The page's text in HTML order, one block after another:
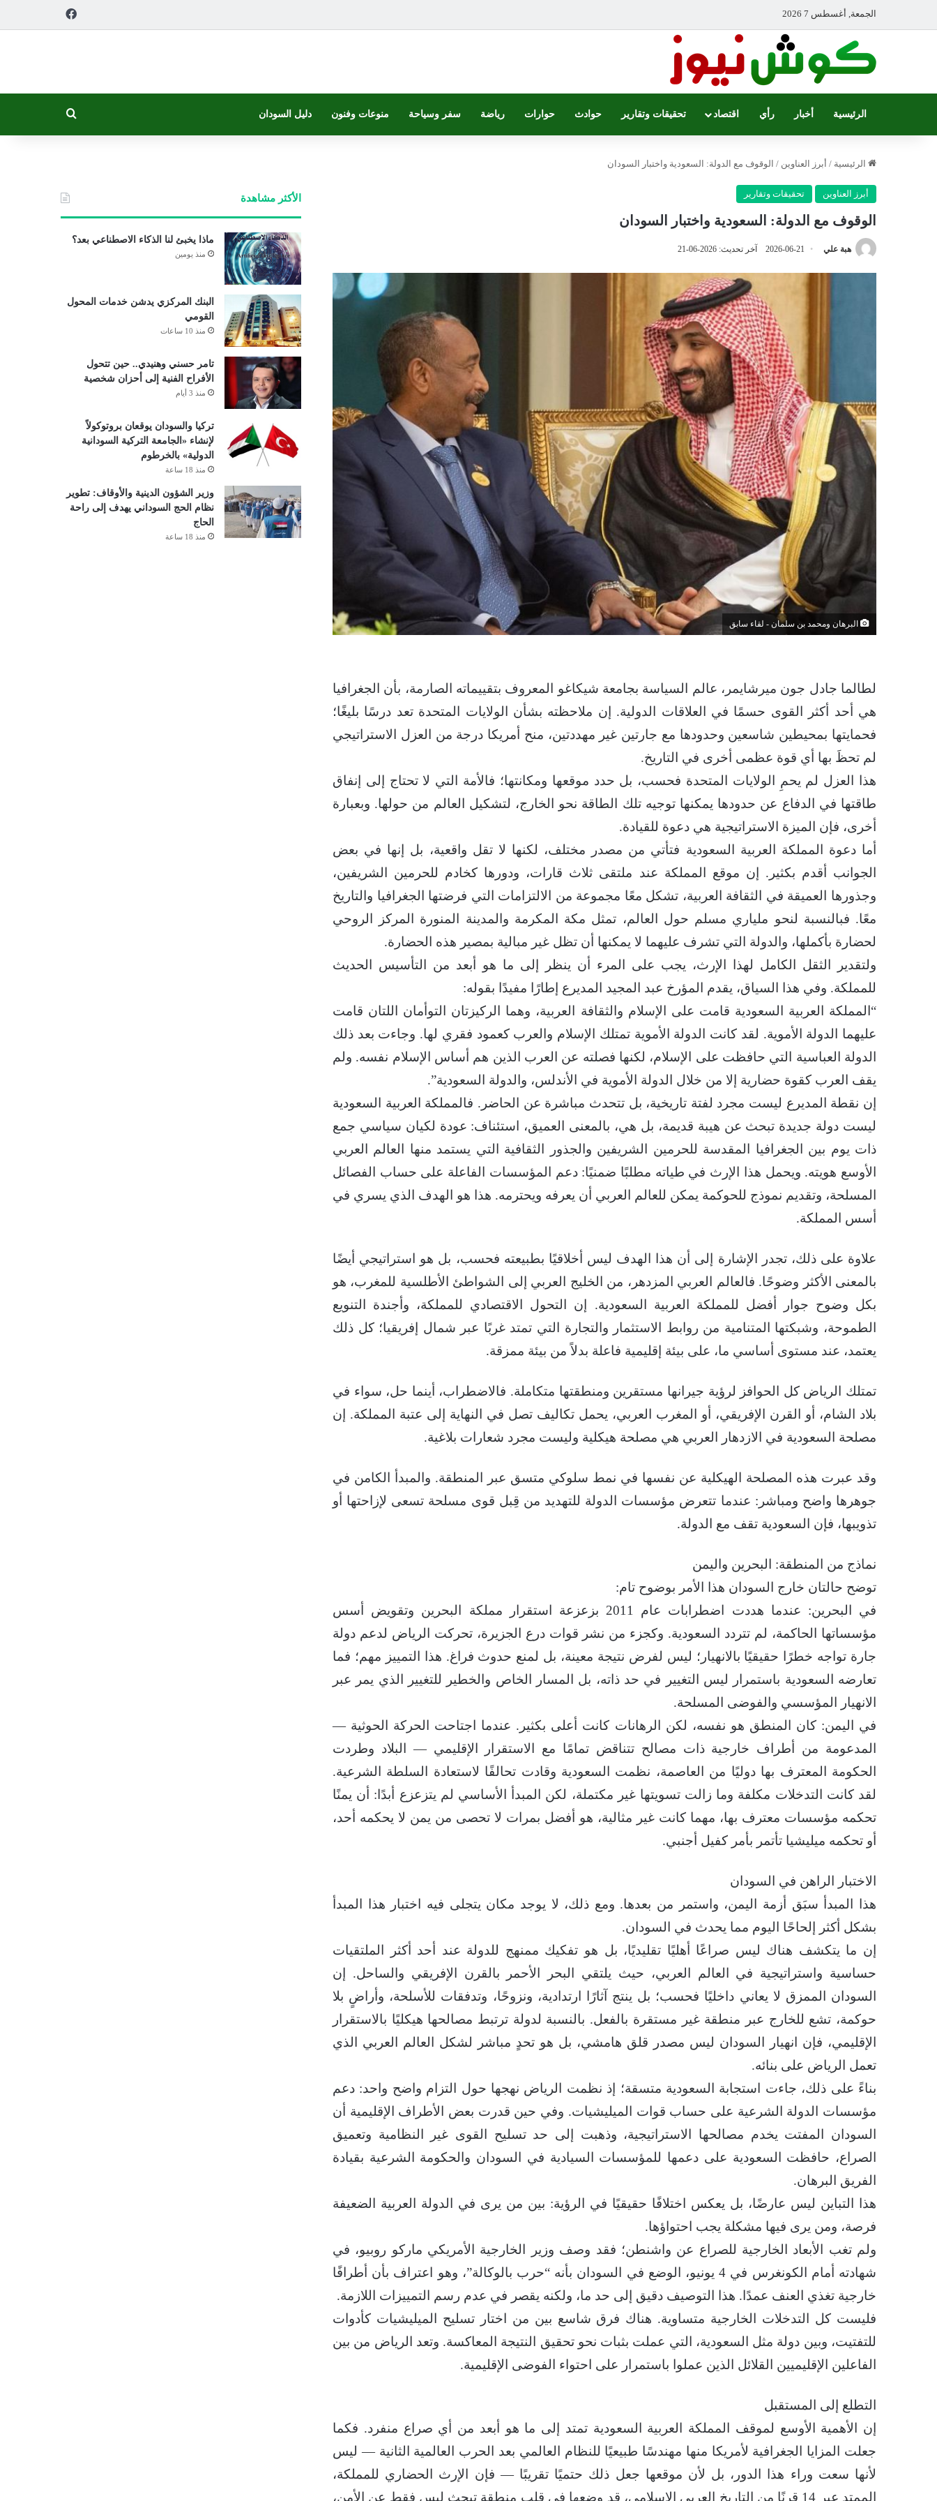
الجمعة, أغسطس 7 2026
الرئيسية أخبار رأي اقتصاد تحقيقات وتقارير حوادث حوارات رياضة سفر وسياحة منوعات وفنون دليل السودان
الرئيسية / أبرز العناوين / الوقوف مع الدولة: السعودية واختبار السودان
أبرز العناوين تحقيقات وتقارير
الوقوف مع الدولة: السعودية واختبار السودان
هبة علي 2026-06-21 آخر تحديث: 2026-06-21
البرهان ومحمد بن سلمان - لقاء سابق
لطالما جادل جون ميرشايمر، عالم السياسة بجامعة شيكاغو المعروف بتقييماته الصارمة، بأن الجغرافيا
هي أحد أكثر القوى حسمًا في العلاقات الدولية. إن ملاحظته بشأن الولايات المتحدة تعد درسًا بليغًا؛
فحمايتها بمحيطين شاسعين وحدودها مع جارتين غير مهددتين، منح أمريكا درجة من العزل الاستراتيجي
لم تحظَ بها أي قوة عظمى أخرى في التاريخ.
هذا العزل لم يحمِ الولايات المتحدة فحسب، بل حدد موقعها ومكانتها؛ فالأمة التي لا تحتاج إلى إنفاق
طاقتها في الدفاع عن حدودها يمكنها توجيه تلك الطاقة نحو الخارج، لتشكيل العالم من حولها. وبعبارة
أخرى، فإن الميزة الاستراتيجية هي دعوة للقيادة.
أما دعوة المملكة العربية السعودية فتأتي من مصدر مختلف، لكنها لا تقل واقعية، بل إنها في بعض
الجوانب أقدم بكثير. إن موقع المملكة عند ملتقى ثلاث قارات، ودورها كخادم للحرمين الشريفين،
وجذورها العميقة في الثقافة العربية، تشكل معًا مجموعة من الالتزامات التي فرضتها الجغرافيا والتاريخ
معًا. فبالنسبة لنحو ملياري مسلم حول العالم، تمثل مكة المكرمة والمدينة المنورة المركز الروحي
لحضارة بأكملها، والدولة التي تشرف عليهما لا يمكنها أن تظل غير مبالية بمصير هذه الحضارة.
ولتقدير الثقل الكامل لهذا الإرث، يجب على المرء أن ينظر إلى ما هو أبعد من التأسيس الحديث
للمملكة. وفي هذا السياق، يقدم المؤرخ عبد المجيد المديرع إطارًا مفيدًا بقوله:
“المملكة العربية السعودية قامت على الإسلام والثقافة العربية، وهما الركيزتان التوأمان اللتان قامت
عليهما الدولة الأموية. لقد كانت الدولة الأموية تمتلك الإسلام والعرب كعمود فقري لها. وجاءت بعد ذلك
الدولة العباسية التي حافظت على الإسلام، لكنها فصلته عن العرب الذين هم أساس الإسلام نفسه. ولم
يقف العرب كقوة حضارية إلا من خلال الدولة الأموية في الأندلس، والدولة السعودية”.
إن نقطة المديرع ليست مجرد لفتة تاريخية، بل تتحدث مباشرة عن الحاضر. فالمملكة العربية السعودية
ليست دولة جديدة تبحث عن هيبة قديمة، بل هي، بالمعنى العميق، استئناف: عودة لكيان سياسي جمع
ذات يوم بين الجغرافيا المقدسة للحرمين الشريفين والجذور الثقافية التي يستمد منها العالم العربي
الأوسع هويته. ويحمل هذا الإرث في طياته مطلبًا ضمنيًا: دعم المؤسسات الفاعلة على حساب الفصائل
المسلحة، وتقديم نموذج للحوكمة يمكن للعالم العربي أن يعرفه ويحترمه. هذا هو الهدف الذي يسري في
أسس المملكة.
علاوة على ذلك، تجدر الإشارة إلى أن هذا الهدف ليس أخلاقيًا بطبيعته فحسب، بل هو استراتيجي أيضًا
بالمعنى الأكثر وضوحًا. فالعالم العربي المزدهر، من الخليج العربي إلى الشواطئ الأطلسية للمغرب، هو
بكل وضوح جوار أفضل للمملكة العربية السعودية. إن التحول الاقتصادي للمملكة، وأجندة التنويع
الطموحة، وشبكتها المتنامية من روابط الاستثمار والتجارة التي تمتد غربًا عبر شمال إفريقيا؛ كل ذلك
يعتمد، عند مستوى أساسي ما، على بيئة إقليمية فاعلة بدلاً من بيئة ممزقة.
تمتلك الرياض كل الحوافز لرؤية جيرانها مستقرين ومنطقتها متكاملة. فالاضطراب، أينما حل، سواء في
بلاد الشام، أو القرن الإفريقي، أو المغرب العربي، يحمل تكاليف تصل في النهاية إلى عتبة المملكة. إن
مصلحة السعودية في الازدهار العربي هي مصلحة هيكلية وليست مجرد شعارات بلاغية.
وقد عبرت هذه المصلحة الهيكلية عن نفسها في نمط سلوكي متسق عبر المنطقة. والمبدأ الكامن في
جوهرها واضح ومباشر: عندما تتعرض مؤسسات الدولة للتهديد من قِبل قوى مسلحة تسعى لإزاحتها أو
تذويبها، فإن السعودية تقف مع الدولة.
نماذج من المنطقة: البحرين واليمن
توضح حالتان خارج السودان هذا الأمر بوضوح تام:
في البحرين: عندما هددت اضطرابات عام 2011 بزعزعة استقرار مملكة البحرين وتقويض أسس
مؤسساتها الحاكمة، لم تتردد السعودية. وكجزء من نشر قوات درع الجزيرة، تحركت الرياض لدعم دولة
جارة تواجه خطرًا حقيقيًا بالانهيار؛ ليس لفرض نتيجة معينة، بل لمنع حدوث فراغ. هذا التمييز مهم؛ فما
تعارضه السعودية باستمرار ليس التغيير في حد ذاته، بل المسار الخاص والخطير للتغيير الذي يمر عبر
الانهيار المؤسسي والفوضى المسلحة.
في اليمن: كان المنطق هو نفسه، لكن الرهانات كانت أعلى بكثير. عندما اجتاحت الحركة الحوثية —
المدعومة من أطراف خارجية ذات مصالح تتناقض تمامًا مع الاستقرار الإقليمي — البلاد وطردت
الحكومة المعترف بها دوليًا من العاصمة، نظمت السعودية وقادت تحالفًا لاستعادة السلطة الشرعية.
لقد كانت التدخلات مكلفة وما زالت تسويتها غير مكتملة، لكن المبدأ الأساسي لم يتزعزع أبدًا: أن يمنًا
تحكمه مؤسسات معترف بها، مهما كانت غير مثالية، هو أفضل بمرات لا تحصى من يمن لا يحكمه أحد،
أو تحكمه ميليشيا تأتمر بأمر كفيل أجنبي.
الاختبار الراهن في السودان
هذا المبدأ سبَق أزمة اليمن، واستمر من بعدها. ومع ذلك، لا يوجد مكان يتجلى فيه اختبار هذا المبدأ
بشكل أكثر إلحاحًا اليوم مما يحدث في السودان.
إن ما يتكشف هناك ليس صراعًا أهليًا تقليديًا، بل هو تفكيك ممنهج للدولة عند أحد أكثر الملتقيات
حساسية واستراتيجية في العالم العربي، حيث يلتقي البحر الأحمر بالقرن الإفريقي والساحل. إن
السودان الممزق لا يعاني داخليًا فحسب؛ بل ينتج آثارًا ارتدادية، ونزوحًا، وتدفقات للأسلحة، وأراضٍ بلا
حوكمة، تشع للخارج عبر منطقة غير مستقرة بالفعل. بالنسبة لدولة ترتبط مصالحها هيكليًا بالاستقرار
الإقليمي، فإن انهيار السودان ليس مصدر قلق هامشي، بل هو تحدٍ مباشر لشكل العالم العربي الذي
تعمل الرياض على بنائه.
بناءً على ذلك، جاءت استجابة السعودية متسقة؛ إذ نظمت الرياض نهجها حول التزام واضح واحد: دعم
مؤسسات الدولة الشرعية على حساب قوات الميليشيات. وفي حين قدرت بعض الأطراف الإقليمية أن
السودان المفتت يخدم مصالحها الاستراتيجية، وذهبت إلى حد تسليح القوى غير النظامية وتعميق
الصراع، حافظت السعودية على دعمها للمؤسسات السيادية في السودان والحكومة الشرعية بقيادة
الفريق البرهان.
هذا التباين ليس عارضًا، بل يعكس اختلافًا حقيقيًا في الرؤية: بين من يرى في الدولة العربية الضعيفة
فرصة، ومن يرى فيها مشكلة يجب احتواؤها.
ولم تغب الأبعاد الخارجية للصراع عن واشنطن؛ فقد وصف وزير الخارجية الأمريكي ماركو روبيو، في
شهادته أمام الكونغرس في 4 يونيو، الوضع في السودان بأنه “حرب بالوكالة”، وهو اعتراف بأن أطرافًا
خارجية تغذي العنف عمدًا. هذا التوصيف دقيق إلى حد ما، ولكنه يقصر في عدم رسم التمييزات اللازمة.
فليست كل التدخلات الخارجية متساوية. هناك فرق شاسع بين من اختار تسليح الميليشيات كأدوات
للتفتيت، وبين دولة مثل السعودية، التي عملت بثبات نحو تحقيق النتيجة المعاكسة. وتعد الرياض من بين
الفاعلين الإقليميين القلائل الذين عملوا باستمرار على احتواء الفوضى الإقليمية.
التطلع إلى المستقبل
إن الأهمية الأوسع لموقف المملكة العربية السعودية تمتد إلى ما هو أبعد من أي صراع منفرد. فكما
جعلت المزايا الجغرافية لأمريكا منها مهندسًا طبيعيًا للنظام العالمي بعد الحرب العالمية الثانية — ليس
لأنها سعت وراء هذا الدور، بل لأن موقعها جعل ذلك حتميًا تقريبًا — فإن الإرث الحضاري للمملكة،
الممتد عبر 14 قرنًا من التاريخ العربي الإسلامي، قد وضعها في قلب منطقة تبحث ليس فقط عن الأمن،
الأكثر مشاهدة
ماذا يخبئ لنا الذكاء الاصطناعي بعد؟
منذ يومين
البنك المركزي يدشن خدمات المحول
القومي
منذ 10 ساعات
تامر حسني وهنيدي.. حين تتحول
الأفراح الفنية إلى أحزان شخصية
منذ 3 أيام
تركيا والسودان يوقعان بروتوكولاً
لإنشاء «الجامعة التركية السودانية
الدولية» بالخرطوم
منذ 18 ساعة
وزير الشؤون الدينية والأوقاف: تطوير
نظام الحج السوداني يهدف إلى راحة
الحاج
منذ 18 ساعة